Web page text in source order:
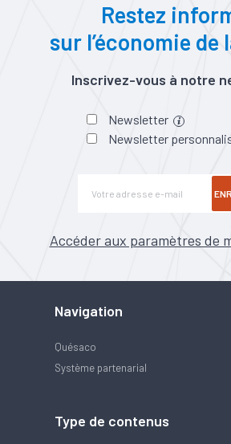
Restez
sur l’économie de
Inscrivez-vous à notre
Newsletter
Newsletter
Accéder aux paramètres de
Navigation
Quésaco
Système partenarial
Type de contenus